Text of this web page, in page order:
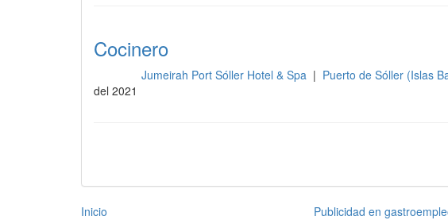
Cocinero
Jumeirah Port Sóller Hotel & Spa | Puerto de Sóller (Islas
del 2021
Inicio
Publicidad en